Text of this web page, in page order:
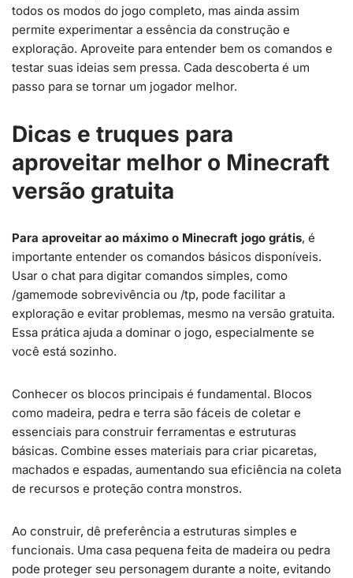
todos os modos do jogo completo, mas ainda assim
permite experimentar a essência da construção e
exploração. Aproveite para entender bem os comandos e
testar suas ideias sem pressa. Cada descoberta é um
passo para se tornar um jogador melhor.
Dicas e truques para
aproveitar melhor o Minecraft
versão gratuita
Para aproveitar ao máximo o Minecraft jogo grátis, é
importante entender os comandos básicos disponíveis.
Usar o chat para digitar comandos simples, como
/gamemode sobrevivência ou /tp, pode facilitar a
exploração e evitar problemas, mesmo na versão gratuita.
Essa prática ajuda a dominar o jogo, especialmente se
você está sozinho.
Conhecer os blocos principais é fundamental. Blocos
como madeira, pedra e terra são fáceis de coletar e
essenciais para construir ferramentas e estruturas
básicas. Combine esses materiais para criar picaretas,
machados e espadas, aumentando sua eficiência na coleta
de recursos e proteção contra monstros.
Ao construir, dê preferência a estruturas simples e
funcionais. Uma casa pequena feita de madeira ou pedra
pode proteger seu personagem durante a noite, evitando